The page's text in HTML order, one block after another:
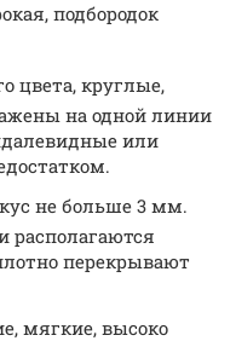
подбородок
цвета, круглые,
на одной линии
или
не больше 3 мм.
перекрывают
мягкие, высоко